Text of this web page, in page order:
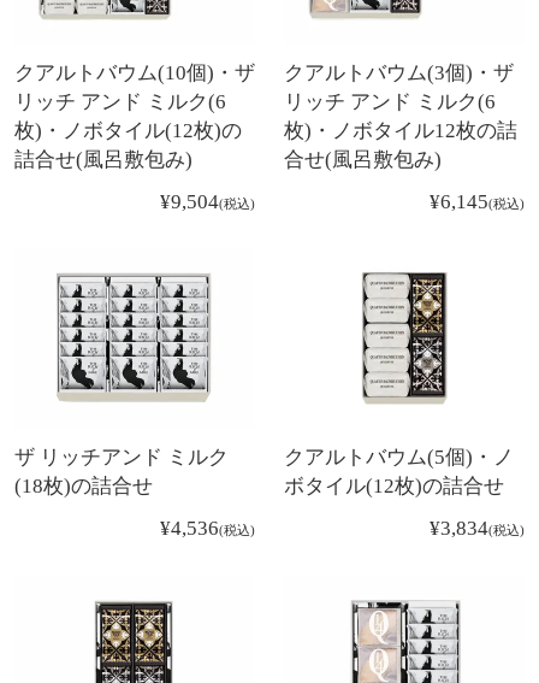
クアルトバウム(10個)・ザ
リッチ アンド ミルク(6
枚)・ノボタイル(12枚)の
詰合せ(風呂敷包み)
¥9,504 税込
クアルトバウム(3個)・ザ
リッチ アンド ミルク(6
枚)・ノボタイル12枚の詰
合せ(風呂敷包み)
¥6,145 税込
ザ リッチアンド ミルク
(18枚)の詰合せ
¥4,536 税込
クアルトバウム(5個)・ノ
ボタイル(12枚)の詰合せ
¥3,834 税込